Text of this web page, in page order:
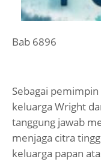
Bab 6896
Sebagai
keluarga Wright
tanggung jawab
menjaga citra
keluarga papan